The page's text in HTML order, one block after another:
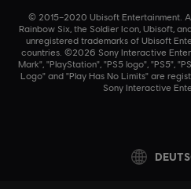
© 2015–2020 Ubisoft Entertainment.
Rainbow Six, the Soldier Icon, Ubisoft,
unregistered trademarks of Ubisoft
countries. ©2026 Sony Interactive
Mark", "PlayStation", "PS5 logo", "PS5",
Logo" and "Play Has No Limits" are
Sony Interactive